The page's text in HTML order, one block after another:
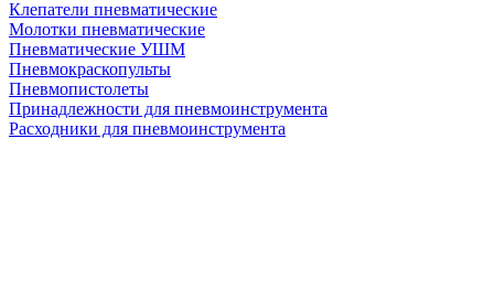
Клепатели пневматические
Молотки пневматические
Пневматические УШМ
Пневмокраскопульты
Пневмопистолеты
Принадлежности для пневмоинструмента
Расходники для пневмоинструмента